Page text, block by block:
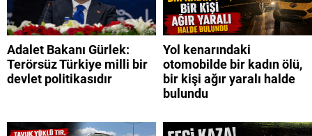
Adalet Bakanı Gürlek:
Terörsüz Türkiye milli bir
devlet politikasıdır
Yol kenarındaki
otomobilde bir kadın ölü,
bir kişi ağır yaralı halde
bulundu